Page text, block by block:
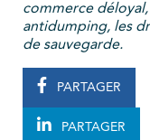
commerce
antidumping, les
de sauvegarde.
PARTAGER
PARTAGER